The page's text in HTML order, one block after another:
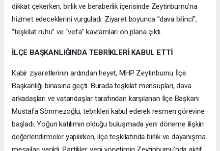
dikkat çekerken, birlik ve beraberlik içerisinde Zeytinburnu’na
hizmet edeceklerini vurguladı. Ziyaret boyunca “dava bilinci”,
“teşkilat ruhu” ve “vefa” kavramları ön plana çıktı.
İLÇE BAŞKANLIĞINDA TEBRİKLERİ KABUL ETTİ
Kabir ziyaretlerinin ardından heyet, MHP Zeytinburnu İlçe
Başkanlığı binasına geçti. Burada teşkilat mensupları, dava
arkadaşları ve vatandaşlar tarafından karşılanan İlçe Başkanı
Mustafa Sönmezoğlu, tebrikleri kabul ederek resmen görevine
başladı. Yoğun katılımın olduğu buluşmada yeni döneme ilişkin
değerlendirmeler yapılırken, ilçe teşkilatında birlik ve dayanışma